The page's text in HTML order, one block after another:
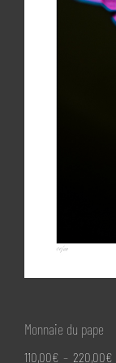
Monnaie du pape
110,00€ – 220,00€